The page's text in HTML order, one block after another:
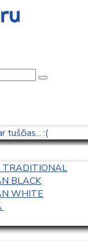
tuščias... :(
TRADITIONAL
BLACK
WHITE